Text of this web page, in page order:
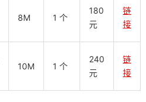
8M 1 个
180
元
链
接
10M 1 个
240
元
链
接